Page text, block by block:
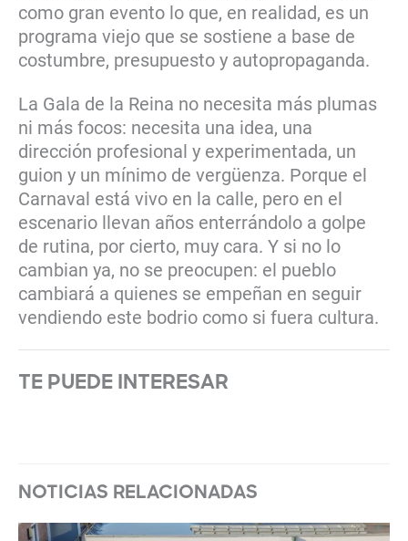
como gran evento lo que, en realidad, es un
programa viejo que se sostiene a base de
costumbre, presupuesto y autopropaganda.
La Gala de la Reina no necesita más plumas
ni más focos: necesita una idea, una
dirección profesional y experimentada, un
guion y un mínimo de vergüenza. Porque el
Carnaval está vivo en la calle, pero en el
escenario llevan años enterrándolo a golpe
de rutina, por cierto, muy cara. Y si no lo
cambian ya, no se preocupen: el pueblo
cambiará a quienes se empeñan en seguir
vendiendo este bodrio como si fuera cultura.
TE PUEDE INTERESAR
NOTICIAS RELACIONADAS